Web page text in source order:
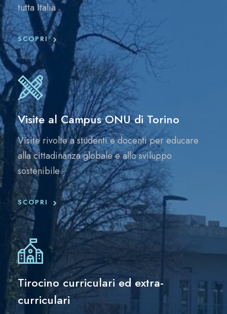
tutta Italia
SCOPRI
Visite al Campus ONU di Torino
Visite rivolte a studenti e docenti per educare
alla cittadinanza globale e allo sviluppo
sostenibile
SCOPRI
Tirocino curriculari ed extra-
curriculari